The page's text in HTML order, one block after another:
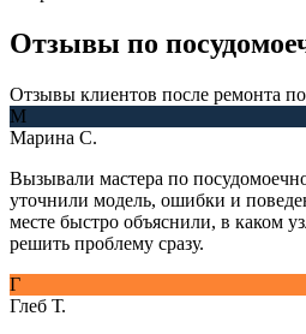
Отзывы по
Отзывы клиентов после ремонта
М
Марина С.
Вызывали мастера по
уточнили модель, ошибки и
месте быстро объяснили, в каком
решить проблему сразу.
Г
Глеб Т.